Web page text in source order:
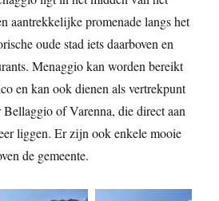
aantrekkelijke promenade langs het
oude stad iets daarboven en
Menaggio kan worden bereikt
en kan ook dienen als vertrekpunt
of Varenna, die direct aan
liggen. Er zijn ook enkele mooie
de gemeente.